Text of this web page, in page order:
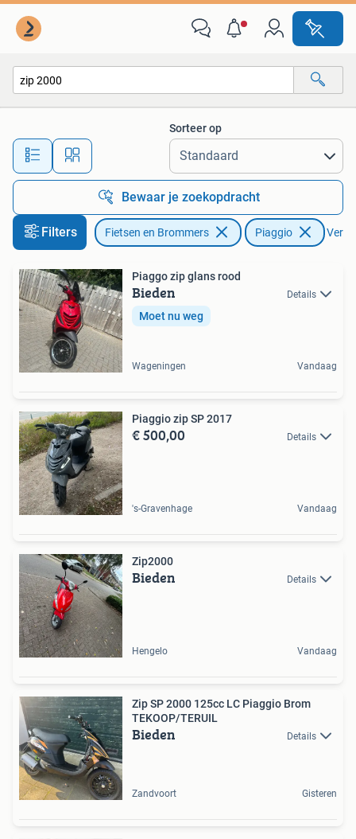
Alle afstanden…
Sorteer op
Bewaar je zoekopdracht
Filters Fietsen en Brommers Piaggio
Piaggo zip glans rood
Bieden Details
Moet nu weg
Wageningen Vandaag
Piaggio zip SP 2017
€ 500,00 Details
's-Gravenhage Vandaag
Zip2000
Bieden Details
Hengelo Vandaag
Zip SP 2000 125cc LC Piaggio Brom
TEKOOP/TERUIL
Bieden Details
Zandvoort Gisteren